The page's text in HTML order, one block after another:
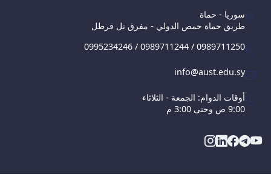
سوريا - حماة
طريق حماة حمص الدولي - مفرق تل قرطل
0995234246 / 0989711244 / 0989711250
info@aust.edu.sy
أوقات الدوام: الجمعة - الثلاثاء
9:00 ص وحتى 3:00 م